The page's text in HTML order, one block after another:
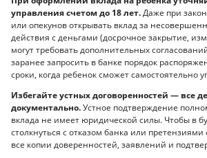
управления счетом до 18 лет.Даже при
или опекунов открывать вклад за
действия с деньгами (досрочное закрытие,
могут требовать дополнительных
заранее запросить в банке порядок
сроки, когда ребенок сможет самостоятельно
Избегайте устных договоренностей — все
документально.Устное подтверждение
вклада не имеет юридической силы. Чтобы в
столкнуться с отказом банка или претензиями
все копии доверенностей, заявлений и